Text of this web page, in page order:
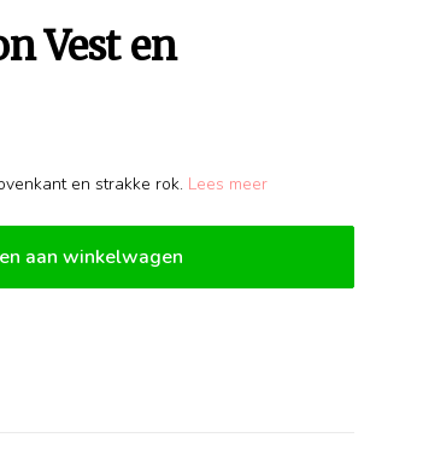
Vest en
en strakke rok. Lees meer
aan winkelwagen